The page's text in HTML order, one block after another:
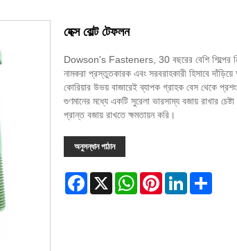
হেক্স বোল্ট টেফলন
Dowson's Fasteners, 30 বছরের বেশি শিল্পের
নামকরা প্রস্তুতকারক এবং সরবরাহকারী হিসাবে
কোরিয়ার উভয় বাজারেই ব্যাপক গ্রাহক বেস থেকে
গুণমানের মধ্যে একটি সুরেলা ভারসাম্য বজায় রাখার
প্রান্ত বজায় রাখতে ক্ষমতায়ন করি।
অনুসন্ধান পাঠান
Facebook
X WhatsAppPinterestLinkedInShare